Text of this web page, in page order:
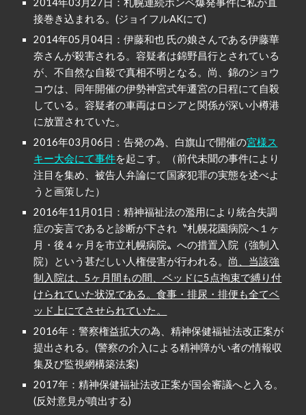
2014年03月27日：札幌連続ボンベ爆発事件に私が直
接巻き込まれる。(ジョイフルAKにて)
2014年05月04日：伊藤和也 氏の娘さんである伊藤華
奈さんが殺害される。容疑者は錦野昌行とされている
が、不自然な自殺で真相不明となる。尚、錦のショウ
コウは、同年開催の伊勢神宮式年遷宮の日程にて自殺
している。容疑者の車両はロシアと関係が深い小樽港
に放置されていた。
2016年03月06日：告発の為、白旗山で開催の宮様ス
キー大会にて事件を起こす。（前代未聞の事件により
注目を集め、被告人弁論にて国家犯罪の実態を述べよ
うと画策した）
2016年11月01日：精神福祉法の濫用により統合失調
症の妄言であると診断が下され〝札幌花園病院へ１ヶ
月・後４ヶ月を市立札幌病院〟への措置入院（強制入
院）という甚だしい人権侵害が行われる。 尚、当該強
制入院は、5ヶ月間もの間、ベッドに5点拘束で縛り付
けられていた状況である。食事・排尿・排便も全てベ
ッド上にてさせられていた。
2016年：警察権益拡大の為、精神保健福祉法改正案が
提出される。(警察の介入による精神障がい者の情報収
集及び監視網構築法案)
2017年：精神保健福祉法改正案が国会審議へと入る。
(反対意見が噴出する)